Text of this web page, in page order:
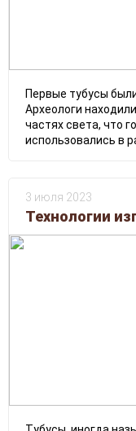
Первые тубусы
Археологи
частях света, что
использовались в
3 июля 2023
Технологии